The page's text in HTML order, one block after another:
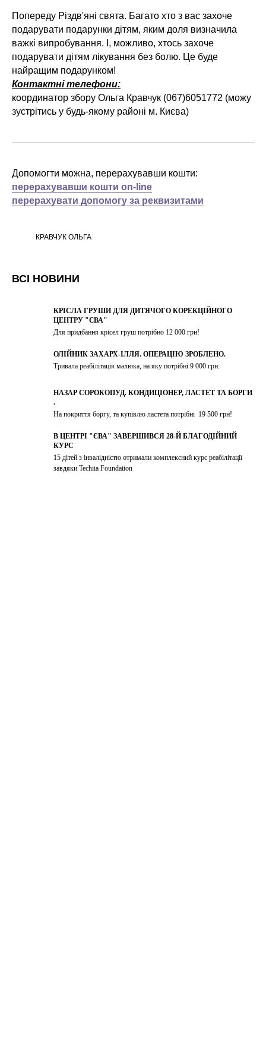
Попереду Різдв'яні свята. Багато хто з вас захоче
подарувати подарунки дітям, яким доля визначила
важкі випробування. І, можливо, хтось захоче
подарувати дітям лікування без болю. Це буде
найращим подарунком!
Контактні телефони:
координатор збору Ольга Кравчук (067)6051772 (можу
зустрітись у будь-якому районі м. Києва)
Допомогти можна, перерахувавши кошти:
перерахувавши кошти on-line
перерахувати допомогу за реквизитами
КРАВЧУК ОЛЬГА
ВСІ НОВИНИ
КРІСЛА ГРУШИ ДЛЯ ДИТЯЧОГО КОРЕКЦІЙНОГО
ЦЕНТРУ "ЄВА"
Для придбання крісел груш потрібно 12 000 грн!
ОЛІЙНИК ЗАХАРХ-ІЛЛЯ. ОПЕРАЦІЮ ЗРОБЛЕНО.
Тривала реабілітація малюка, на яку потрібні 9 000 грн.
НАЗАР СОРОКОПУД. КОНДИЦІОНЕР, ЛАСТЕТ ТА БОРГИ
.
На покриття боргу, та купівлю ластета потрібні 19 500 грн!
В ЦЕНТРІ "ЄВА" ЗАВЕРШИВСЯ 28-Й БЛАГОДІЙНИЙ
КУРС
15 дітей з інвалідністю отримали комплексний курс реабілітації
завдяки Techiia Foundation